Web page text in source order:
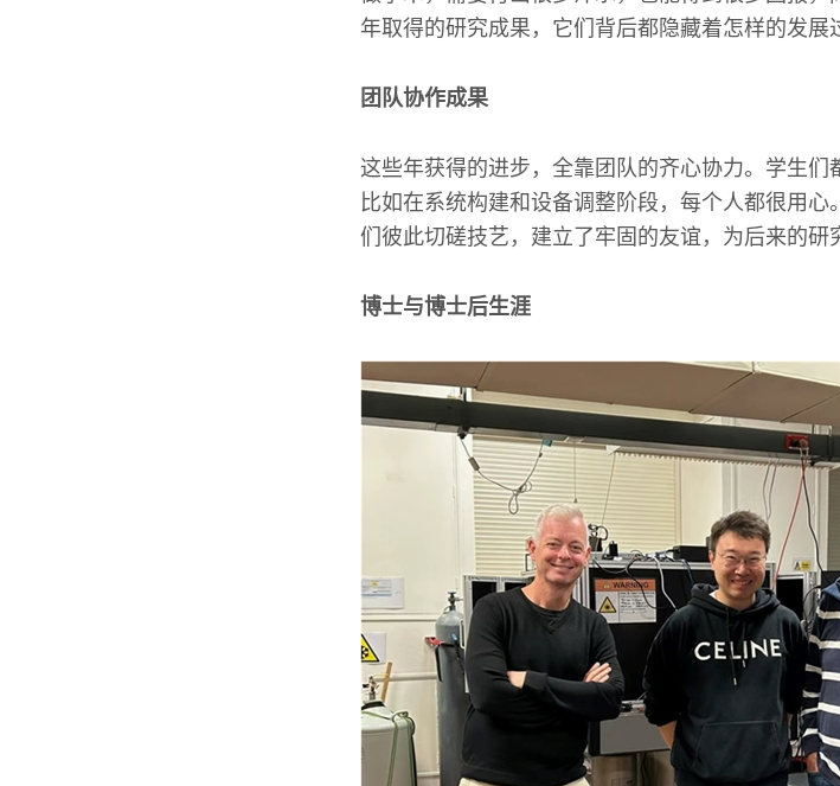
年取得的研究成果，它们背后都隐藏着怎样的发展
团队协作成果
这些年获得的进步，全靠团队的齐心协力。学生们
比如在系统构建和设备调整阶段，每个人都很用
们彼此切磋技艺，建立了牢固的友谊，为后来的研
博士与博士后生涯